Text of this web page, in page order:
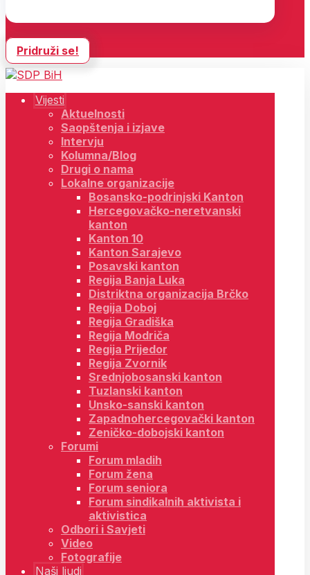
Pridruži se!
Vijesti
Aktuelnosti
Saopštenja i izjave
Intervju
Kolumna/Blog
Drugi o nama
Lokalne organizacije
Bosansko-podrinjski Kanton
Hercegovačko-neretvanski
kanton
Kanton 10
Kanton Sarajevo
Posavski kanton
Regija Banja Luka
Distriktna organizacija Brčko
Regija Doboj
Regija Gradiška
Regija Modriča
Regija Prijedor
Regija Zvornik
Srednjobosanski kanton
Tuzlanski kanton
Unsko-sanski kanton
Zapadnohercegovački kanton
Zeničko-dobojski kanton
Forumi
Forum mladih
Forum žena
Forum seniora
Forum sindikalnih aktivista i
aktivistica
Odbori i Savjeti
Video
Fotografije
Naši ljudi